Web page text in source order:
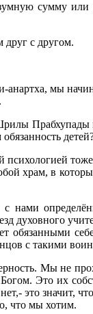
сумму
друг с другом.
анартха, мы
обязанность
психологией
храм, в
нами
духовного
обязанными
с такими
Мы не
Богом. Это их
это значит,
что мы хотим.